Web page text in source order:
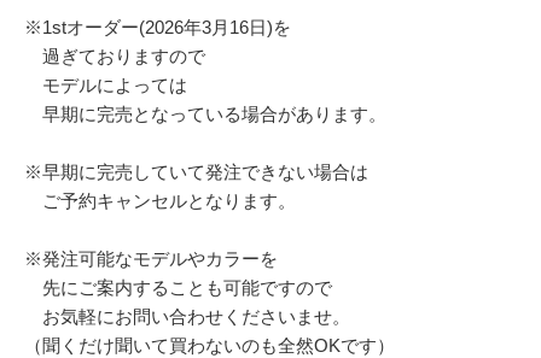
※1stオーダー(2026年3月16日)を
過ぎておりますので
モデルによっては
早期に完売となっている場合があります。
※早期に完売していて発注できない場合は
ご予約キャンセルとなります。
※発注可能なモデルやカラーを
先にご案内することも可能ですので
お気軽にお問い合わせくださいませ。
（聞くだけ聞いて買わないのも全然OKです）